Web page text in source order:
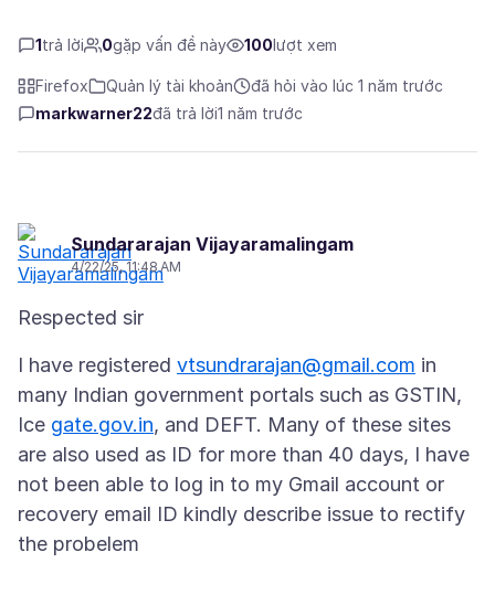
1trả lời 0gặp vấn đề này 100lượt xem
Firefox Quản lý tài khoản
đã hỏi vào lúc 1 năm trước
markwarner22đã trả lời1 năm trước
Sundararajan Vijayaramalingam
4/22/25, 11:48 AM
I have registered vtsundrarajan@gmail.com in
many Indian government portals such as GSTIN,
Ice gate.gov.in, and DEFT. Many of these sites
are also used as ID for more than 40 days, I have
not been able to log in to my Gmail account or
recovery email ID kindly describe issue to rectify